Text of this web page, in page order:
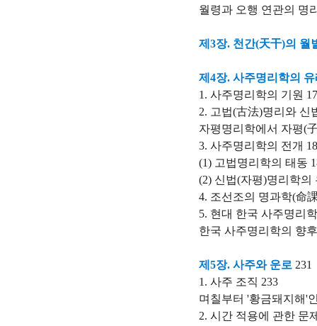
월령과 오행 연관의 명
제3장. 천간(天干)의 월
제4장. 사주명리학의
1. 사주명리학의 기원
2. 고법(古法)명리와 신
자평명리학에서 자평(
3. 사주명리학의 전개
(1) 고법명리학의 태동
(2) 신법(자평)명리학의
4. 조선조의 명과학(命
5. 현대 한국 사주명리
한국 사주명리학의 향
제5장. 사주와 운로 231
1. 사주 조직 233
며칠부터 '황금돼지해'
2. 시간 적용에 관한 문